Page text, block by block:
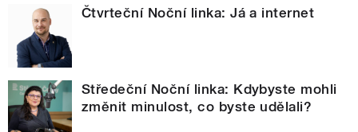
Čtvrteční Noční linka: Já a internet
Středeční Noční linka: Kdybyste mohli
změnit minulost, co byste udělali?